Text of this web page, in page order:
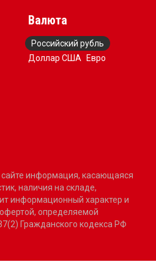
Валюта
Российский рубль
Доллар США
Евро
сайте информация, касающаяся
наличия на складе,
информационный характер и
определяемой
Гражданского кодекса РФ